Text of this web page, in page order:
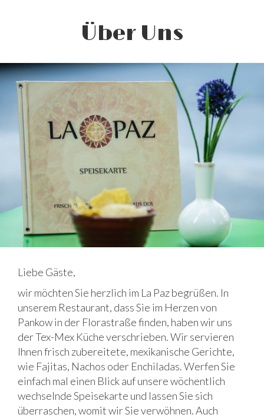
Über Uns
Liebe Gäste,
wir möchten Sie herzlich im La Paz begrüßen. In
unserem Restaurant, dass Sie im Herzen von
Pankow in der Florastraße finden, haben wir uns
der Tex-Mex Küche verschrieben. Wir servieren
Ihnen frisch zubereitete, mexikanische Gerichte,
wie Fajitas, Nachos oder Enchiladas. Werfen Sie
einfach mal einen Blick auf unsere wöchentlich
wechselnde Speisekarte und lassen Sie sich
überraschen, womit wir Sie verwöhnen. Auch